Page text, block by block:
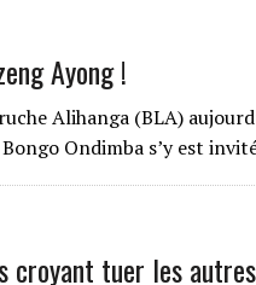
Ayong !
Alihanga (BLA)
Ondimba s’y est
croyant tuer les autres